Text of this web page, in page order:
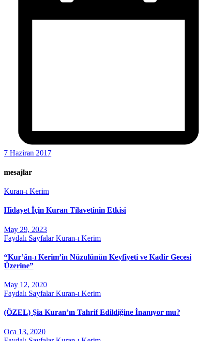
7 Haziran 2017
mesajlar
Kuran-ı Kerim
Hidayet İçin Kuran Tilavetinin Etkisi
May 29, 2023
Faydalı SayfalarKuran-ı Kerim
“Kur’ân-ı Kerim’in Nüzulünün Keyfiyeti ve Kadir Gecesi
Üzerine”
May 12, 2020
Faydalı SayfalarKuran-ı Kerim
(ÖZEL) Şia Kuran’ın Tahrif Edildiğine İnanıyor mu?
Oca 13, 2020